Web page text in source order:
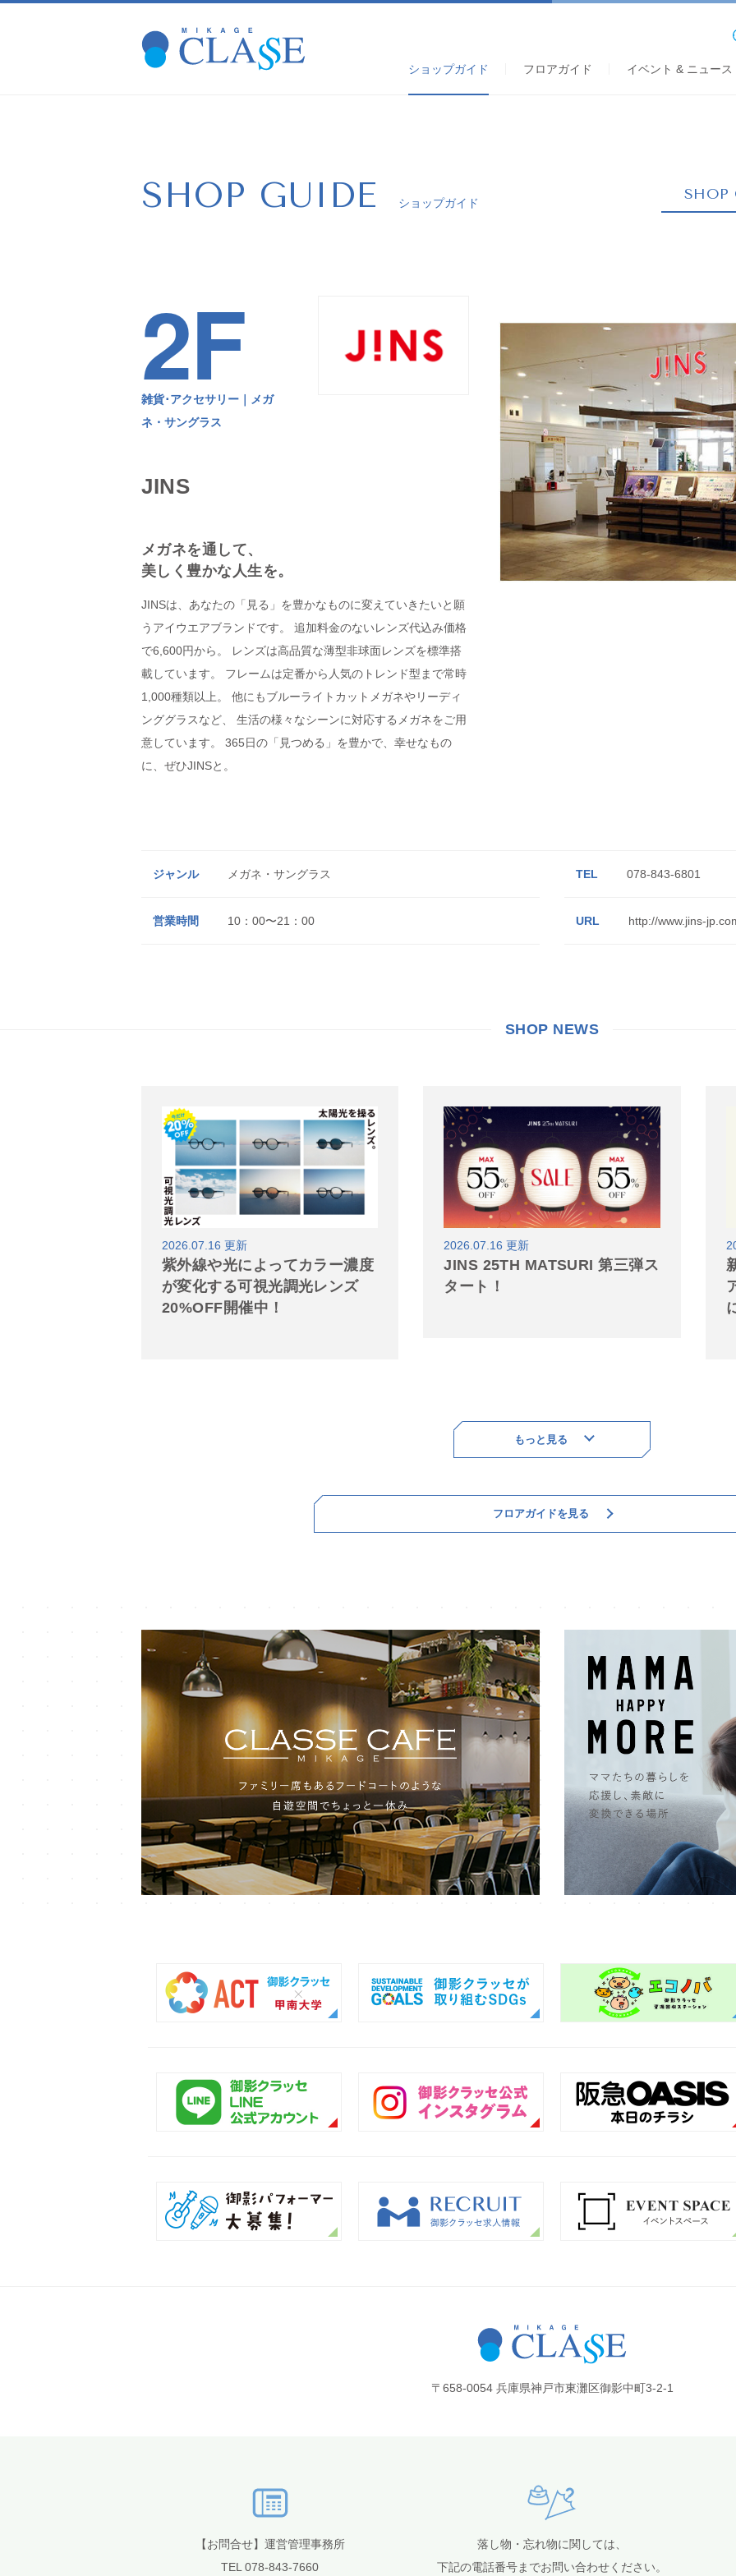
ショップガイド フロアガイド イベント & ニュース
SHOP GUIDE ショップガイド
SHOP
2F
雑貨･アクセサリー｜メガ
ネ・サングラス
JINS
メガネを通して、
美しく豊かな人生を。
JINSは、あなたの「見る」を豊かなものに変えていきたいと願
うアイウエアブランドです。 追加料金のないレンズ代込み価格
で6,600円から。 レンズは高品質な薄型非球面レンズを標準搭
載しています。 フレームは定番から人気のトレンド型まで常時
1,000種類以上。 他にもブルーライトカットメガネやリーディ
ンググラスなど、 生活の様々なシーンに対応するメガネをご用
意しています。 365日の「見つめる」を豊かで、幸せなもの
に、ぜひJINSと。
ジャンル メガネ・サングラス TEL 078-843-6801
営業時間 10：00〜21：00 URL http://www.jins-
SHOP NEWS
2026.07.16 更新
紫外線や光によってカラー濃度
が変化する可視光調光レンズ
20%OFF開催中！
2026.07.16 更新
JINS 25TH MATSURI 第三弾ス
タート！
もっと見る
フロアガイドを見る
〒658-0054 兵庫県神戸市東灘区御影中町3-2-1
【お問合せ】運営管理事務所
TEL 078-843-7660
落し物・忘れ物に関しては、
下記の電話番号までお問い合わせください。